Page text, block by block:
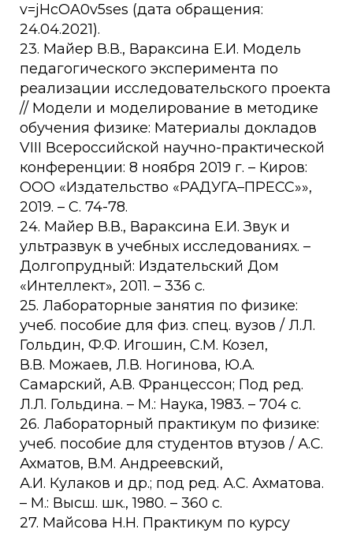
v=jHcOA0v5ses (дата обращения:
24.04.2021).
23. Майер В.В., Вараксина Е.И. Модель
педагогического эксперимента по
реализации исследовательского проекта
// Модели и моделирование в методике
обучения физике: Материалы докладов
VIII Всероссийской научно-практической
конференции: 8 ноября 2019 г. – Киров:
ООО «Издательство «РАДУГА–ПРЕСС»»,
2019. – С. 74-78.
24. Майер В.В., Вараксина Е.И. Звук и
ультразвук в учебных исследованиях. –
Долгопрудный: Издательский Дом
«Интеллект», 2011. – 336 с.
25. Лабораторные занятия по физике:
учеб. пособие для физ. спец. вузов / Л.Л.
Гольдин, Ф.Ф. Игошин, С.М. Козел,
В.В. Можаев, Л.В. Ногинова, Ю.А.
Самарский, А.В. Францессон; Под ред.
Л.Л. Гольдина. – М.: Наука, 1983. – 704 с.
26. Лабораторный практикум по физике:
учеб. пособие для студентов втузов / А.С.
Ахматов, В.М. Андреевский,
А.И. Кулаков и др.; под ред. А.С. Ахматова.
– М.: Высш. шк., 1980. – 360 с.
27. Майсова Н.Н. Практикум по курсу